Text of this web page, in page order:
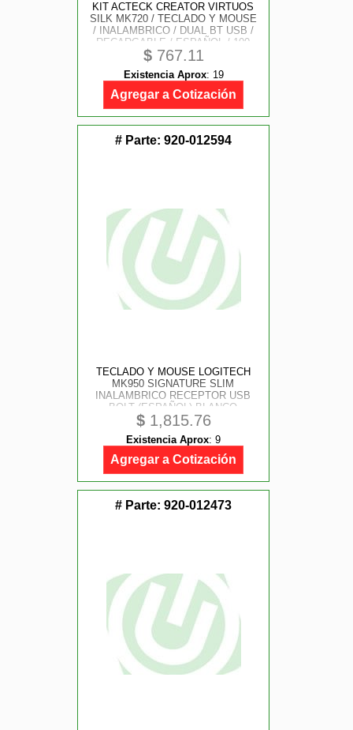
KIT ACTECK CREATOR VIRTUOS
SILK MK720 / TECLADO Y MOUSE
/ INALAMBRICO / DUAL BT USB /
RECARGABLE / ESPAÑOL / 100
TECLAS / MULTIMEDIA / RANURA
P / DISPOSITIVOS / 4000 DPI /
OPTICO / BLANCO / AC-936262
$767.11
Existencia Aprox: 19
Agregar a Cotización
# Parte: 920-012594
TECLADO Y MOUSE LOGITECH
MK950 SIGNATURE SLIM
INALAMBRICO RECEPTOR USB
BOLT (ESPAÑOL) BLANCO
$1,815.76
Existencia Aprox: 9
Agregar a Cotización
# Parte: 920-012473